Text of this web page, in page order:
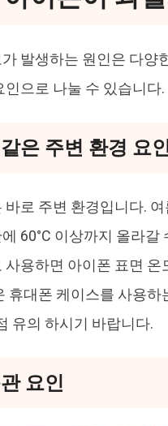
발생하는 원인은 다양
인으로 나눌 수 있습니다.
은 주변 환경 요
바로 주변 환경입니다.
60°C 이상까지 올라
사용하면 아이폰 표면
휴대폰 케이스를 사용
유의 하시기 바랍니다.
요인